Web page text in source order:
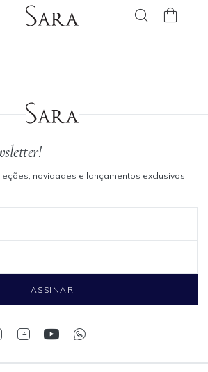
novidades e lançamentos exclusivos
ASSINAR